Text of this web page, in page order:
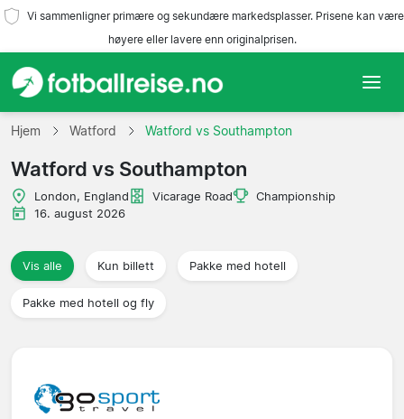
Vi sammenligner primære og sekundære markedsplasser. Prisene kan være
høyere eller lavere enn originalprisen.
Hjem
Lag
Ligaer
Reisebyråer
Hjem Watford Watford vs Southampton
Watford vs Southampton
London, England Vicarage Road
Championship
16. august 2026
Vis alle Kun billett Pakke med hotell
Pakke med hotell og fly